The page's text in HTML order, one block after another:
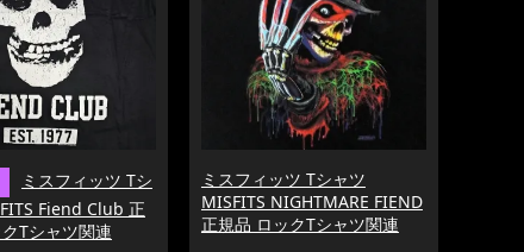
ミスフィッツ Tシ
Fiend Club 正
Tシャツ関連
ミスフィッツ Tシャツ
MISFITS NIGHTMARE FIEND
正規品 ロックTシャツ関連